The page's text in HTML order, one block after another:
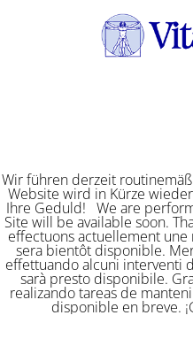
Wir führen derzeit
Website wird in Kürze
Ihre Geduld! We are
Site will be available soon.
effectuons actuellement une
sera bientôt disponible.
effettuando alcuni interventi
sarà presto disponibile.
realizando tareas de
disponible en breve.